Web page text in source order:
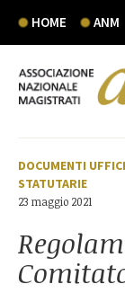
HOME ANM
DOCUMENTI
STATUTARIE
23 maggio 2021